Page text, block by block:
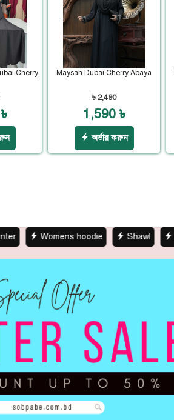
Cherry
Maysah Dubai Cherry Abaya
৳ 2,490
1,590 ৳
অর্ডার করুন
hoodie Shawl Hoodies